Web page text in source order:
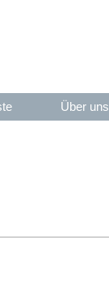
Über uns